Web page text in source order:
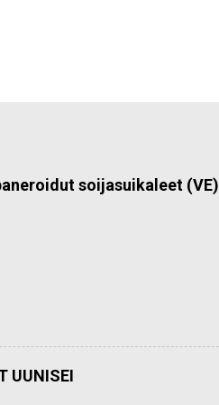
soijasuikaleet (VE)
UUNISEI